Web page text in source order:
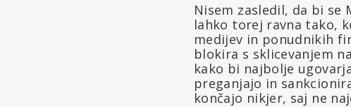
Nisem zasledil, da bi se
lahko torej ravna tako,
medijev in ponudnikih
blokira s sklicevanjem
kako bi najbolje
preganjajo in
končajo nikjer, saj ne